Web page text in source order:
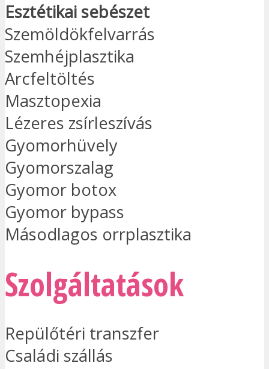
Esztétikai sebészet
Szemöldökfelvarrás
Szemhéjplasztika
Arcfeltöltés
Masztopexia
Lézeres zsírleszívás
Gyomorhüvely
Gyomorszalag
Gyomor botox
Gyomor bypass
Másodlagos orrplasztika
Szolgáltatások
Repülőtéri transzfer
Családi szállás